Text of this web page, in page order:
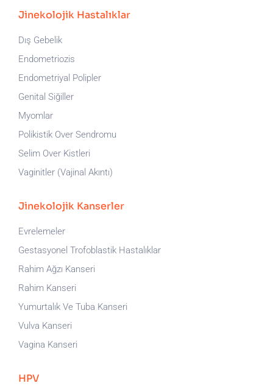
Jinekolojik Hastalıklar
Dış Gebelik
Endometriozis
Endometriyal Polipler
Genital Siğiller
Myomlar
Polikistik Over Sendromu
Selim Over Kistleri
Vaginitler (Vajinal Akıntı)
Jinekolojik Kanserler
Evrelemeler
Gestasyonel Trofoblastik Hastalıklar
Rahim Ağzı Kanseri
Rahim Kanseri
Yumurtalık Ve Tuba Kanseri
Vulva Kanseri
Vagina Kanseri
HPV